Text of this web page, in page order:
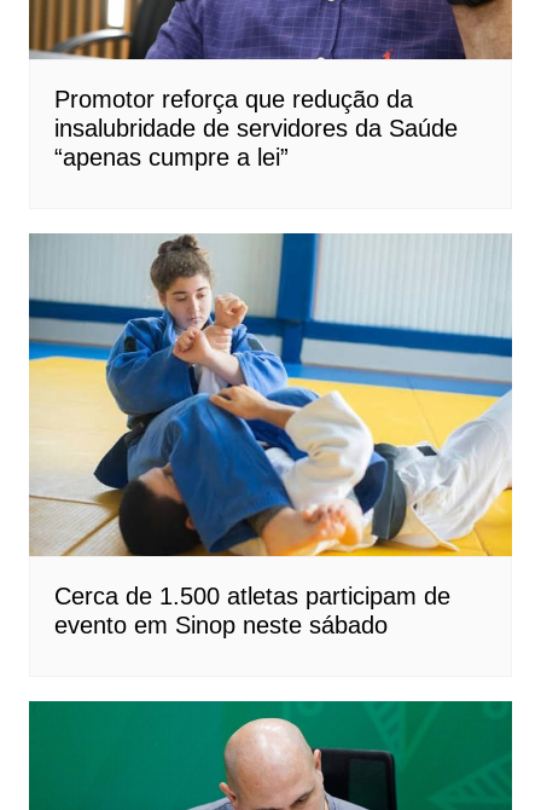
Promotor reforça que redução da
insalubridade de servidores da Saúde
“apenas cumpre a lei”
Cerca de 1.500 atletas participam de
evento em Sinop neste sábado